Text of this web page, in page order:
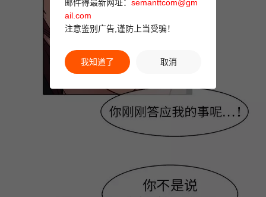
邮件得最新网址： semanttcom@gm
ail.com
注意鉴别广告,谨防上当受骗！
我知道了 取消